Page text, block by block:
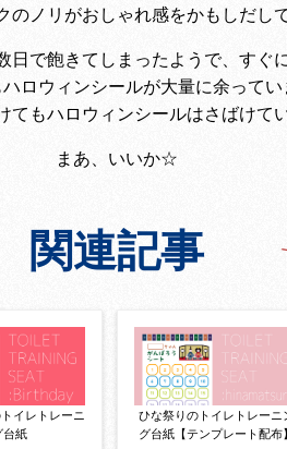
ノリがおしゃれ感をかもしだし
で飽きてしまったようで、すぐ
ロウィンシールが大量に余ってい
てもハロウィンシールはさばけて
まあ、いいか☆
関連記事
イレトレーニ
台紙
ひな祭りのトイレトレーニ
グ台紙【テンプレート配布】